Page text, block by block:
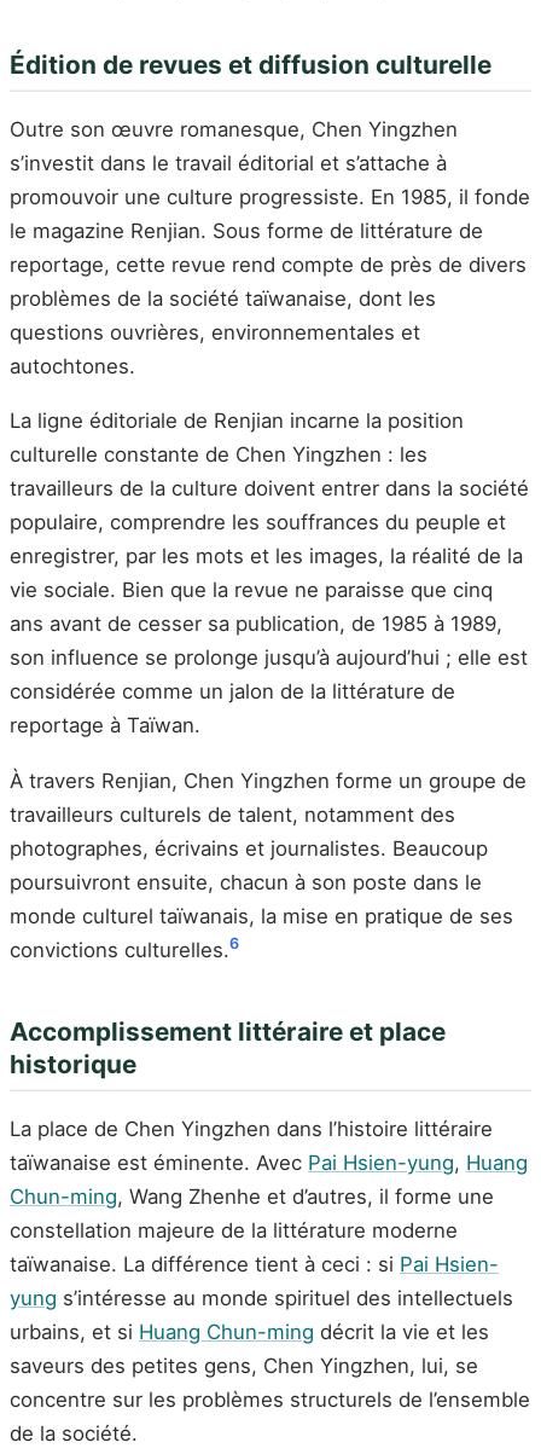
Édition de revues et diffusion culturelle
Outre son œuvre romanesque, Chen Yingzhen
s’investit dans le travail éditorial et s’attache à
promouvoir une culture progressiste. En 1985, il fonde
le magazine Renjian. Sous forme de littérature de
reportage, cette revue rend compte de près de divers
problèmes de la société taïwanaise, dont les
questions ouvrières, environnementales et
autochtones.
La ligne éditoriale de Renjian incarne la position
culturelle constante de Chen Yingzhen : les
travailleurs de la culture doivent entrer dans la société
populaire, comprendre les souffrances du peuple et
enregistrer, par les mots et les images, la réalité de la
vie sociale. Bien que la revue ne paraisse que cinq
ans avant de cesser sa publication, de 1985 à 1989,
son influence se prolonge jusqu’à aujourd’hui ; elle est
considérée comme un jalon de la littérature de
reportage à Taïwan.
À travers Renjian, Chen Yingzhen forme un groupe de
travailleurs culturels de talent, notamment des
photographes, écrivains et journalistes. Beaucoup
poursuivront ensuite, chacun à son poste dans le
monde culturel taïwanais, la mise en pratique de ses
convictions culturelles.6
Accomplissement littéraire et place
historique
La place de Chen Yingzhen dans l’histoire littéraire
taïwanaise est éminente. Avec Pai Hsien-yung, Huang
Chun-ming, Wang Zhenhe et d’autres, il forme une
constellation majeure de la littérature moderne
taïwanaise. La différence tient à ceci : si Pai Hsien-
yung s’intéresse au monde spirituel des intellectuels
urbains, et si Huang Chun-ming décrit la vie et les
saveurs des petites gens, Chen Yingzhen, lui, se
concentre sur les problèmes structurels de l’ensemble
de la société.